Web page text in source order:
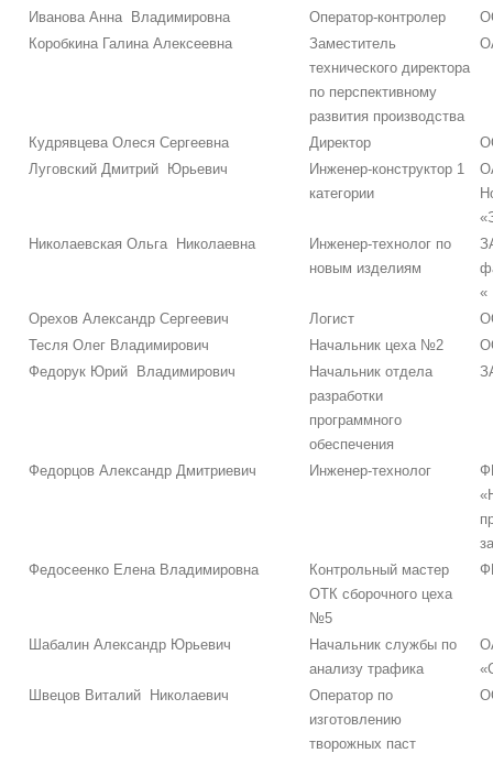
Иванова Анна Владимировна
Оператор-контролер
Коробкина Галина Алексеевна
Заместитель
технического директора
по перспективному
развития производства
Кудрявцева Олеся Сергеевна Директор
Луговский Дмитрий Юрьевич
Инженер-конструктор 1
категории
Николаевская Ольга Николаевна
Инженер-технолог по
новым изделиям
«
Орехов Александр Сергеевич
Логист
Тесля Олег Владимирович
Начальник цеха №2
Федорук Юрий Владимирович
Начальник отдела
разработки
программного
обеспечения
Федорцов Александр Дмитриевич Инженер-технолог
Федосеенко Елена Владимировна
Контрольный мастер
ОТК сборочного цеха
№5
Шабалин Александр Юрьевич
Начальник службы по
анализу трафика
Швецов Виталий Николаевич
Оператор по
изготовлению
творожных паст